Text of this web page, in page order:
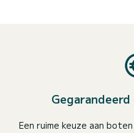
Een ruime keuze aan